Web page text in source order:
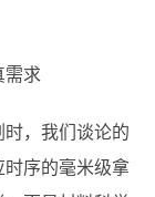
需求
，我们谈论的
序的毫米级拿